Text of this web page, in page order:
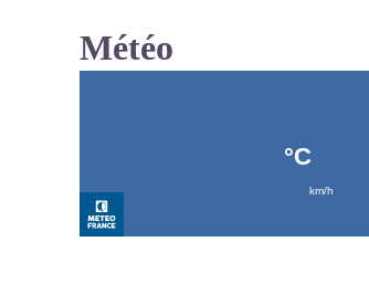
Météo